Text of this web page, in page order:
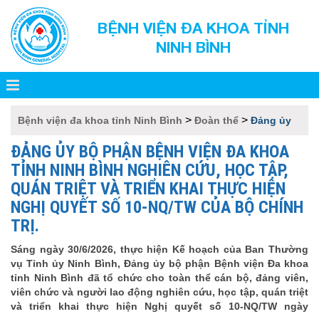
BỆNH VIỆN ĐA KHOA TỈNH
NINH BÌNH
Bệnh viện đa khoa tỉnh Ninh Bình > Đoàn thể > Đảng ủy
ĐẢNG ỦY BỘ PHẬN BỆNH VIỆN ĐA KHOA
TỈNH NINH BÌNH NGHIÊN CỨU, HỌC TẬP,
QUÁN TRIỆT VÀ TRIỂN KHAI THỰC HIỆN
NGHỊ QUYẾT SỐ 10-NQ/TW CỦA BỘ CHÍNH
TRỊ.
Sáng ngày 30/6/2026, thực hiện Kế hoạch của Ban Thường
vụ Tỉnh ủy Ninh Bình, Đảng ủy bộ phận Bệnh viện Đa khoa
tỉnh Ninh Bình đã tổ chức cho toàn thể cán bộ, đảng viên,
viên chức và người lao động nghiên cứu, học tập, quán triệt
và triển khai thực hiện Nghị quyết số 10-NQ/TW ngày